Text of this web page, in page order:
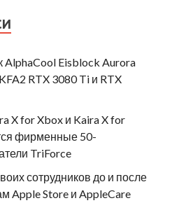
AlphaCool Eisblock Aurora
RTX 3080 Ti и RTX
X for Xbox и Kaira X for
фирменные 50-
TriForce
сотрудников до и после
Apple Store и AppleCare